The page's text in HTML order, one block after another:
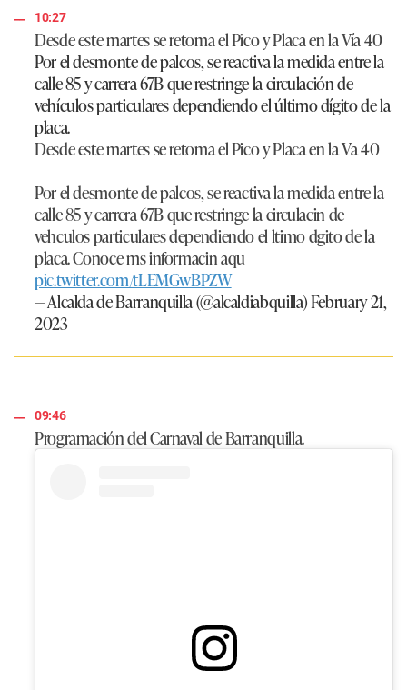
10:27
Desde este martes se retoma el Pico y Placa en la Vía 40
Por el desmonte de palcos, se reactiva la medida entre la
calle 85 y carrera 67B que restringe la circulación de
vehículos particulares dependiendo el último dígito de la
placa.
Desde este martes se retoma el Pico y Placa en la Va 40
Por el desmonte de palcos, se reactiva la medida entre la
calle 85 y carrera 67B que restringe la circulacin de
vehculos particulares dependiendo el ltimo dgito de la
placa. Conoce ms informacin aqu
pic.twitter.com/tLEMGwBPZW
— Alcalda de Barranquilla (@alcaldiabquilla)February 21,
2023
09:46
Programación del Carnaval de Barranquilla.